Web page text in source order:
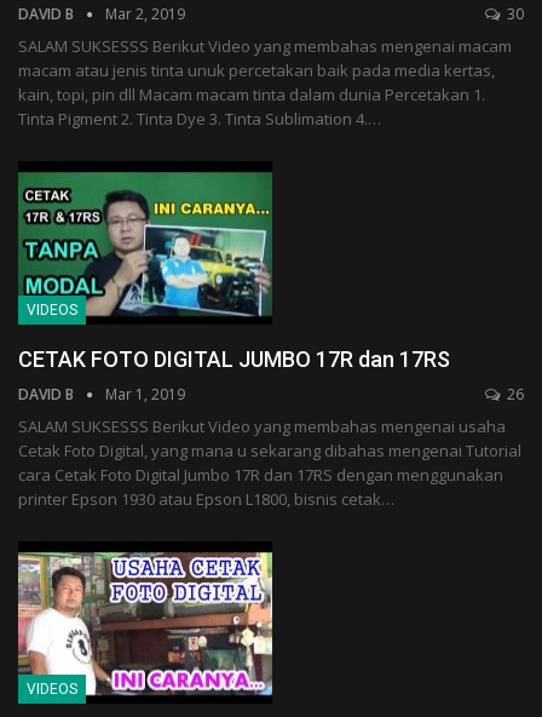
DAVID B Mar 2, 2019 30
SALAM SUKSESSS Berikut Video yang membahas mengenai macam
macam atau jenis tinta unuk percetakan baik pada media kertas,
kain, topi, pin dll Macam macam tinta dalam dunia Percetakan 1.
Tinta Pigment 2. Tinta Dye 3. Tinta Sublimation 4.…
VIDEOS
CETAK FOTO DIGITAL JUMBO 17R dan 17RS
DAVID B Mar 1, 2019 26
SALAM SUKSESSS Berikut Video yang membahas mengenai usaha
Cetak Foto Digital, yang mana u sekarang dibahas mengenai Tutorial
cara Cetak Foto Digital Jumbo 17R dan 17RS dengan menggunakan
printer Epson 1930 atau Epson L1800, bisnis cetak…
VIDEOS